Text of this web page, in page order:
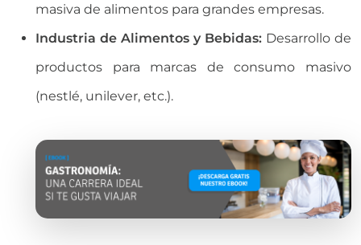
masiva de alimentos para grandes empresas.
Industria de Alimentos y Bebidas: Desarrollo de
productos para marcas de consumo masivo
(nestlé, unilever, etc.).